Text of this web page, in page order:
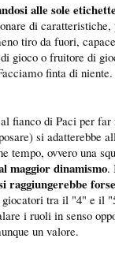
alle sole
di
tiro da fuori,
gioco o fruitore di
finta di niente.
fianco di Paci per
si adatterebbe
tempo, ovvero una
maggior dinamismo.
raggiungerebbe
tra il "4" e il
i ruoli in senso
un valore.